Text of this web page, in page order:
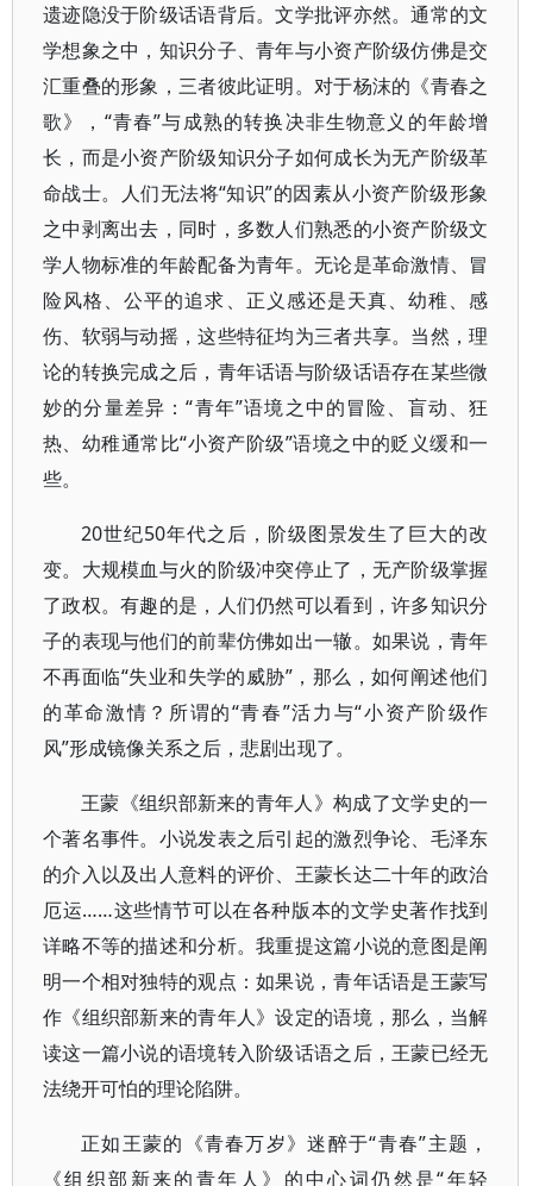
遗迹隐没于阶级话语背后。文学批评亦然。通常的文
学想象之中，知识分子、青年与小资产阶级仿佛是交
汇重叠的形象，三者彼此证明。对于杨沫的《青春之
歌》，“青春”与成熟的转换决非生物意义的年龄增
长，而是小资产阶级知识分子如何成长为无产阶级革
命战士。人们无法将“知识”的因素从小资产阶级形象
之中剥离出去，同时，多数人们熟悉的小资产阶级文
学人物标准的年龄配备为青年。无论是革命激情、冒
险风格、公平的追求、正义感还是天真、幼稚、感
伤、软弱与动摇，这些特征均为三者共享。当然，理
论的转换完成之后，青年话语与阶级话语存在某些微
妙的分量差异：“青年”语境之中的冒险、盲动、狂
热、幼稚通常比“小资产阶级”语境之中的贬义缓和一
些。
20世纪50年代之后，阶级图景发生了巨大的改
变。大规模血与火的阶级冲突停止了，无产阶级掌握
了政权。有趣的是，人们仍然可以看到，许多知识分
子的表现与他们的前辈仿佛如出一辙。如果说，青年
不再面临“失业和失学的威胁”，那么，如何阐述他们
的革命激情？所谓的“青春”活力与“小资产阶级作
风”形成镜像关系之后，悲剧出现了。
王蒙《组织部新来的青年人》构成了文学史的一
个著名事件。小说发表之后引起的激烈争论、毛泽东
的介入以及出人意料的评价、王蒙长达二十年的政治
厄运……这些情节可以在各种版本的文学史著作找到
详略不等的描述和分析。我重提这篇小说的意图是阐
明一个相对独特的观点：如果说，青年话语是王蒙写
作《组织部新来的青年人》设定的语境，那么，当解
读这一篇小说的语境转入阶级话语之后，王蒙已经无
法绕开可怕的理论陷阱。
正如王蒙的《青春万岁》迷醉于“青春”主题，
《组织部新来的青年人》的中心词仍然是“年轻